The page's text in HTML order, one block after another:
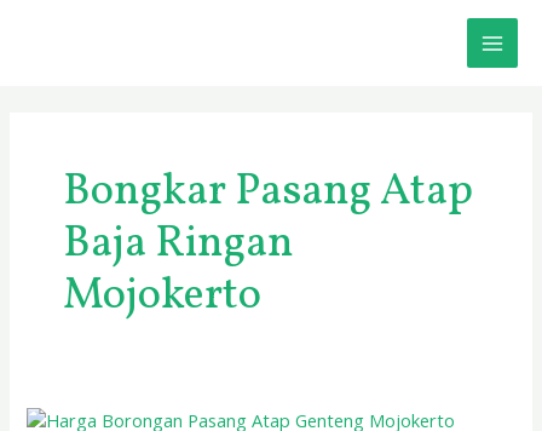
Bongkar Pasang Atap
Baja Ringan
Mojokerto
Harga